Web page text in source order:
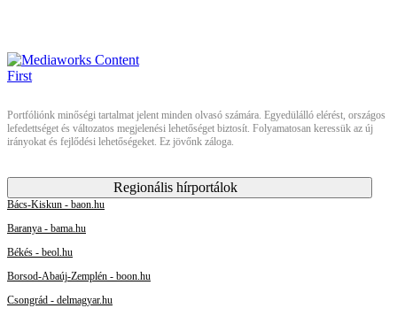
Portfóliónk minőségi tartalmat jelent minden olvasó számára. Egyedülálló elérést, országos
lefedettséget és változatos megjelenési lehetőséget biztosít. Folyamatosan keressük az új
irányokat és fejlődési lehetőségeket. Ez jövőnk záloga.
Regionális hírportálok
Bács-Kiskun - baon.hu
Baranya - bama.hu
Békés - beol.hu
Borsod-Abaúj-Zemplén - boon.hu
Csongrád - delmagyar.hu